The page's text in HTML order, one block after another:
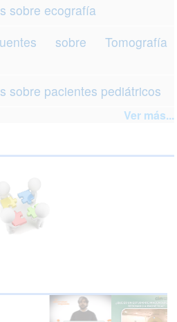
sobre ecografía
sobre Tomografía
sobre pacientes pediátricos
Ver más...